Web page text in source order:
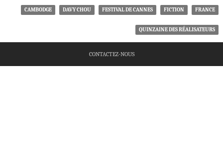
CAMBODGE DAVY CHOU FESTIVAL DE CANNES FICTION FRANCE
QUINZAINE DES RÉALISATEURS
CONTACTEZ-NOUS